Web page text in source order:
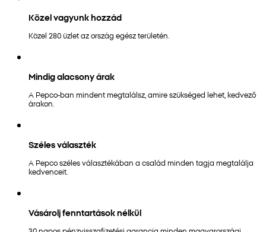
Közel vagyunk hozzád
Közel 280 üzlet az ország egész területén.
Mindig alacsony árak
A Pepco-ban mindent megtalálsz, amire szükséged lehet, kedvező
árakon.
Széles választék
A Pepco széles választékában a család minden tagja megtalálja
kedvenceit.
Vásárolj fenntartások nélkül